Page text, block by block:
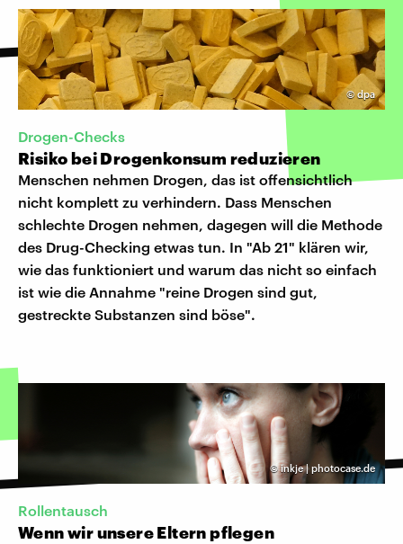
©dpa
Drogen-Checks
Risiko bei Drogenkonsum reduzieren
Menschen nehmen Drogen, das ist offensichtlich
nicht komplett zu verhindern. Dass Menschen
schlechte Drogen nehmen, dagegen will die Methode
des Drug-Checking etwas tun. In "Ab 21" klären wir,
wie das funktioniert und warum das nicht so einfach
ist wie die Annahme "reine Drogen sind gut,
gestreckte Substanzen sind böse".
©inkje | photocase.de
Rollentausch
Wenn wir unsere Eltern pflegen